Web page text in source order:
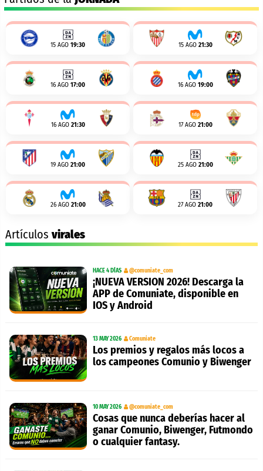
15 AGO 19:30 15 AGO 21:30
16 AGO 17:00 16 AGO 19:00
16 AGO 21:30 17 AGO 21:00
19 AGO 21:00 25 AGO 21:00
26 AGO 21:00 27 AGO 21:00
Artículosvirales
HACE 4 DÍAS @comuniate_com
¡NUEVA VERSION 2026! Descarga la
APP de Comuniate, disponible en
IOS y Android
13 MAY 2026 Comuniate
Los premios y regalos más locos a
los campeones Comunio y Biwenger
10 MAY 2026 @comuniate_com
Cosas que nunca deberías hacer al
ganar Comunio, Biwenger, Futmondo
o cualquier fantasy.